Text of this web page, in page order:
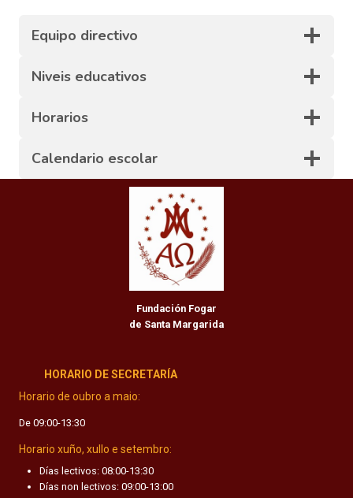
Equipo directivo
Niveis educativos
Horarios
Calendario escolar
Fundación Fogar
de Santa Margarida
HORARIO DE SECRETARÍA
Horario de oubro a maio:
De 09:00-13:30
Horario xuño, xullo e setembro:
Días lectivos: 08:00-13:30
Días non lectivos: 09:00-13:00